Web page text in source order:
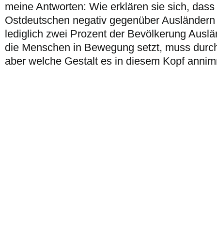
meine Antworten: Wie erklären sie sich,
Ostdeutschen negativ gegenüber
lediglich zwei Prozent der Bevölkerung
die Menschen in Bewegung setzt, muss
aber welche Gestalt es in diesem Kopf